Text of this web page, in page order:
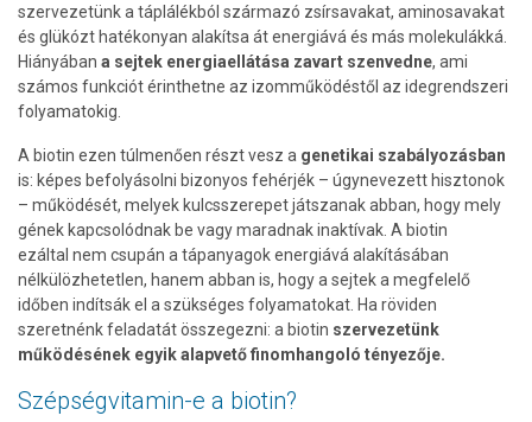
szervezetünk a táplálékból származó zsírsavakat, aminosavakat
és glükózt hatékonyan alakítsa át energiává és más molekulákká.
Hiányában a sejtek energiaellátása zavart szenvedne, ami
számos funkciót érinthetne az izomműködéstől az idegrendszeri
folyamatokig.
A biotin ezen túlmenően részt vesz a genetikai szabályozásban
is: képes befolyásolni bizonyos fehérjék – úgynevezett hisztonok
– működését, melyek kulcsszerepet játszanak abban, hogy mely
gének kapcsolódnak be vagy maradnak inaktívak. A biotin
ezáltal nem csupán a tápanyagok energiává alakításában
nélkülözhetetlen, hanem abban is, hogy a sejtek a megfelelő
időben indítsák el a szükséges folyamatokat. Ha röviden
szeretnénk feladatát összegezni: a biotin szervezetünk
működésének egyik alapvető finomhangoló tényezője.
Szépségvitamin-e a biotin?